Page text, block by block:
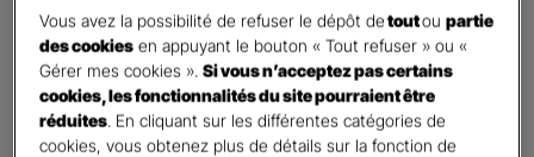
Civilité *
Madame
Monsieur
Contact*
Vous avez la possibilité de refuser le dépôt detoutoupartie
des cookies en appuyant le bouton « Tout refuser » ou «
Gérer mes cookies ».Si vous n’acceptez pas certains
cookies, les fonctionnalités du site pourraient être
réduites. En cliquant sur les différentes catégories de
cookies, vous obtenez plus de détails sur la fonction de